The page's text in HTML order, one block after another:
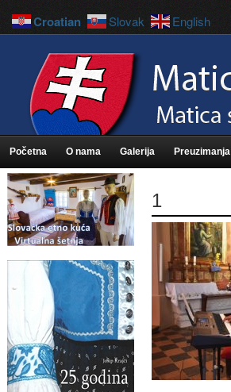
Početna O nama Galerija Preuzimanja
1
Croatian Slovak English